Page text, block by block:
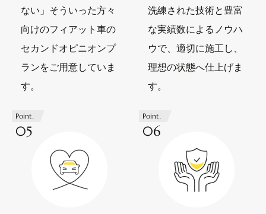
ない」そういった方々
向けのフィアット車の
セカンドオピニオンプ
ランをご用意していま
す。
洗練された技術と豊富
な実績数によるノウハ
ウで、適切に施工し、
理想の状態へ仕上げま
す。
Point.
05
Point.
06